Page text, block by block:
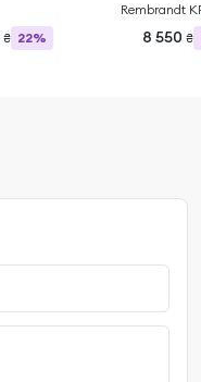
₴ 22%
Rembrandt
8 550 ₴